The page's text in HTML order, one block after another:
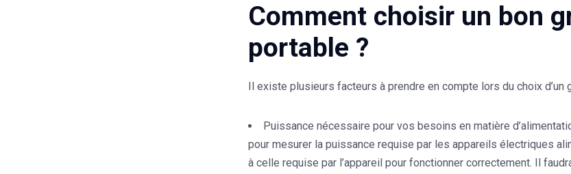
Comment choisir un bon
portable ?
Il existe plusieurs facteurs à prendre en compte lors du choix d’un
Puissance nécessaire pour vos besoins en matière
pour mesurer la puissance requise par les appareils électriques
à celle requise par l’appareil pour fonctionner correctement. Il